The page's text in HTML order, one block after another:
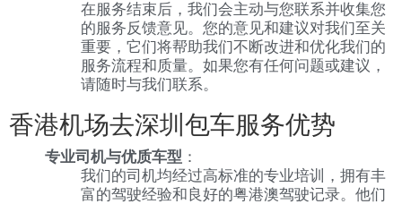
在服务结束后，我们会主动与您联系并收集您
的服务反馈意见。您的意见和建议对我们至关
重要，它们将帮助我们不断改进和优化我们的
服务流程和质量。如果您有任何问题或建议，
请随时与我们联系。
香港机场去深圳包车服务优势
专业司机与优质车型 ：
我们的司机均经过高标准的专业培训，拥有丰
富的驾驶经验和良好的粤港澳驾驶记录。他们